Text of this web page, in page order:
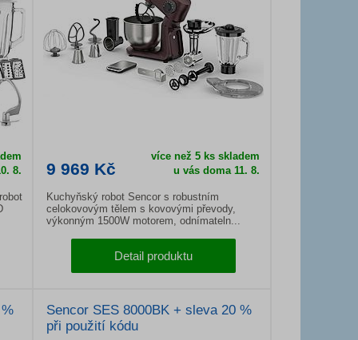
8.
9 969 Kč
více než 5 ks skladem
u vás doma 11. 8.
Kuchyňský robot Sencor s robustním
celokovovým tělem s kovovými převody,
výkonným 1500W motorem, odnímateln...
Detail produktu
Sencor SES 8000BK + sleva 20 %
při použití kódu